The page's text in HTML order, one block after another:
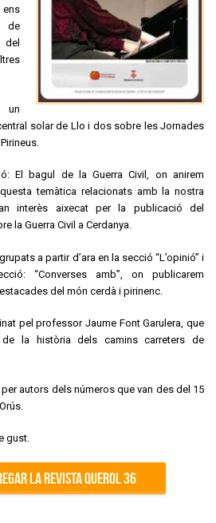
de
del
solar de Llo i dos sobre les Jornades
El bagul de la Guerra Civil, on anirem
temàtica relacionats amb la nostra
interès aixecat per la publicació del
la Guerra Civil a Cerdanya.
a partir d’ara en la secció “L’opinió” i
“Converses amb”, on publicarem
del món cerdà i pirinenc.
pel professor Jaume Font Garulera, que
la història dels camins carreters de
autors dels números que van des del 15
gust.
LA REVISTA QUEROL 36